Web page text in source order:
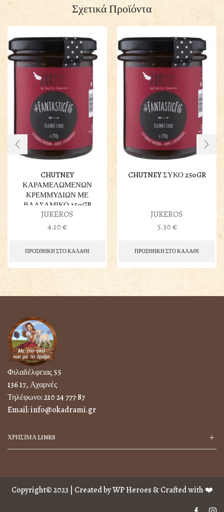
Σχετικά Προϊόντα
CHUTNEY
ΚΑΡΑΜΕΛΩΜΕΝΩΝ
ΚΡΕΜΜΥΔΙΩΝ ΜΕ
ΒΑΛΣΑΜΙΚΟ 250GR
JUKEROS
4.10€
ΠΡΟΣΘΗΚΗ ΣΤΟ ΚΑΛΑΘΙ
CHUTNEY ΣΥΚΟ 250GR
JUKEROS
5.30€
ΠΡΟΣΘΗΚΗ ΣΤΟ ΚΑΛΑΘΙ
Φιλαδέλφειας 55
136 17, Αχαρνές
Τηλέφωνο:210 24 777 87
Email:info@okadrami.gr
ΧΡΗΣΙΜΑ LINKS
Copyright© 2023 | Created byWP Heroes & Crafted with ❤️